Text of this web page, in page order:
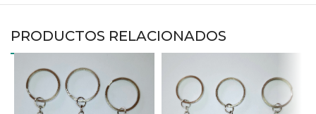
PRODUCTOS RELACIONADOS